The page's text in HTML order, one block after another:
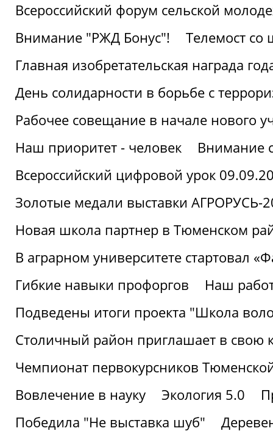
Всероссийский форум сельской
Внимание "РЖД Бонус"!
Телемост
Главная изобретательская награда
День солидарности в борьбе с
Рабочее совещание в начале нового
Наш приоритет - человек
Внимание
Всероссийский цифровой урок
Золотые медали выставки АГРОРУСЬ-
Новая школа партнер в Тюменском
В аграрном университете стартовал
Гибкие навыки профоргов
Наш
Подведены итоги проекта "Школа
Столичный район приглашает в свою
Чемпионат первокурсников
Вовлечение в науку
Экология 5.0
Победила "Не выставка шуб"